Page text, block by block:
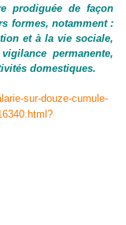
prodiguée de façon
formes, notamment :
et à la vie sociale,
permanente,
domestiques.
sur-douze-cumule-